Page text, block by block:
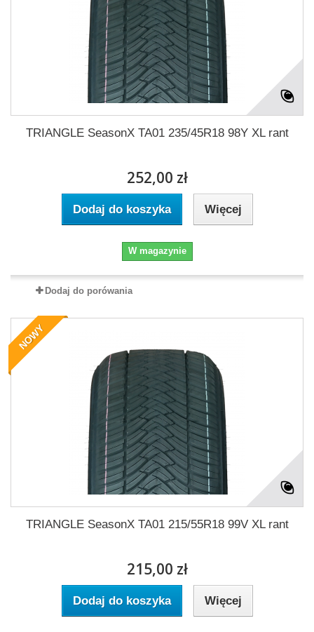
TRIANGLE SeasonX TA01 235/45R18 98Y XL rant
252,00 zł
Dodaj do koszyka Więcej
W magazynie
Dodaj do porówania
NOWY
TRIANGLE SeasonX TA01 215/55R18 99V XL rant
215,00 zł
Dodaj do koszyka Więcej